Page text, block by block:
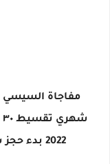
2022 بدء حجز شقق محدودي ومتوسطي الدخل.